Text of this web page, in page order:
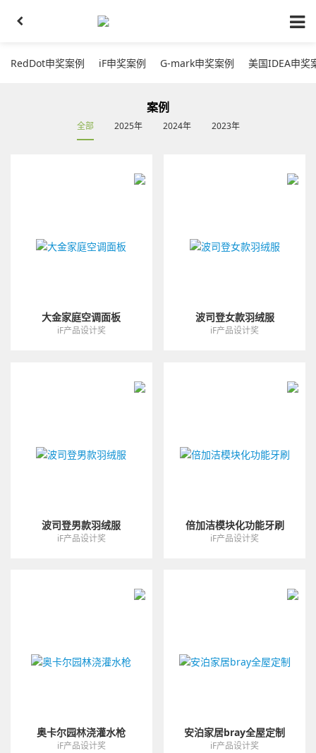
RedDot申奖案例 iF申奖案例 G-mark申奖案例 美国IDEA申奖
案例
全部 2025年 2024年 2023年
大金家庭空调面板
iF产品设计奖
波司登女款羽绒服
iF产品设计奖
波司登男款羽绒服
iF产品设计奖
倍加洁模块化功能牙刷
iF产品设计奖
奥卡尔园林浇灌水枪
iF产品设计奖
安泊家居bray全屋定制
iF产品设计奖